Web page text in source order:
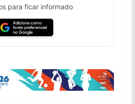
para ficar informado